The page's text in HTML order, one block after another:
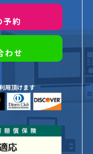
約
わせ
用頂けます